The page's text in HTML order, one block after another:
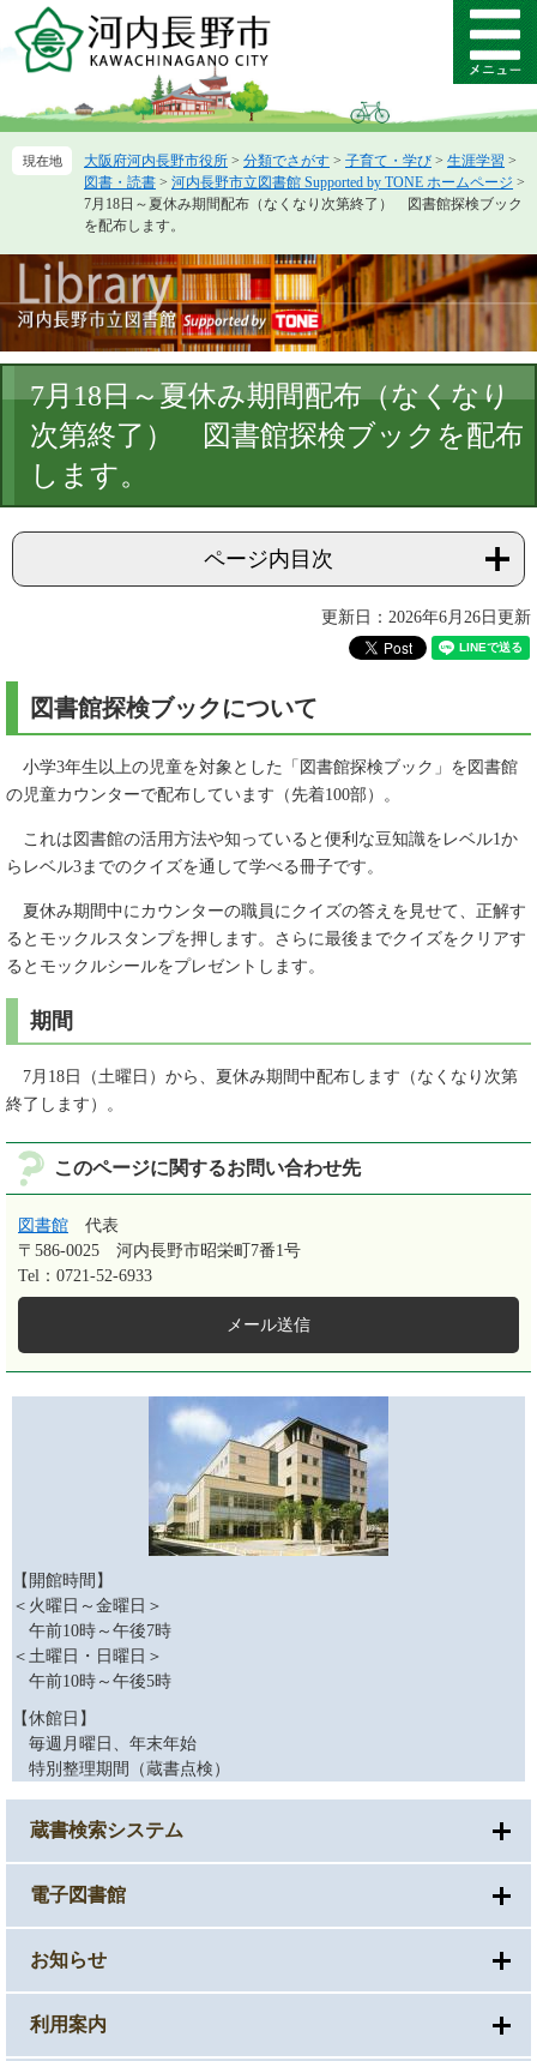
ー
先
ニ
を
メ
ニ
ー
大阪府河内長野市役所 > 分類でさがす > 子育て・学び > 生涯学習 >
図書・読書 > 河内長野市立図書館 Supported by TONE ホームページ >
7月18日～夏休み期間配布（なくなり次第終了） 図書館探検ブック
を配布します。
文
7月18日～夏休み期間配布（なくなり
次第終了） 図書館探検ブックを配布
します。
ページ内目次
更新日：2026年6月26日更新
図書館探検ブックについて
小学3年生以上の児童を対象とした「図書館探検ブック」を図書館
の児童カウンターで配布しています（先着100部）。
これは図書館の活用方法や知っていると便利な豆知識をレベル1か
らレベル3までのクイズを通して学べる冊子です。
夏休み期間中にカウンターの職員にクイズの答えを見せて、正解す
るとモックルスタンプを押します。さらに最後までクイズをクリアす
るとモックルシールをプレゼントします。
期間
7月18日（土曜日）から、夏休み期間中配布します（なくなり次第
終了します）。
このページに関するお問い合わせ先
図書館
代表
〒586-0025
河内長野市昭栄町7番1号
Tel：0721-52-6933
メール送信
【開館時間】
＜火曜日～金曜日＞
午前10時～午後7時
＜土曜日・日曜日＞
午前10時～午後5時
【休館日】
毎週月曜日、年末年始
特別整理期間（蔵書点検）
蔵書検索システム
電子図書館
お知らせ
利用案内